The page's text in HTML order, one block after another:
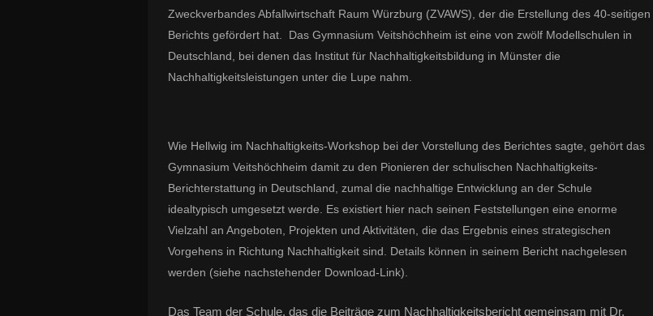
Zweckverbandes Abfallwirtschaft Raum Würzburg (ZVAWS), der die Erstellung des 40-seitigen
Berichts gefördert hat. Das Gymnasium Veitshöchheim ist eine von zwölf Modellschulen in
Deutschland, bei denen das Institut für Nachhaltigkeitsbildung in Münster die
Nachhaltigkeitsleistungen unter die Lupe nahm.
Wie Hellwig im Nachhaltigkeits-Workshop bei der Vorstellung des Berichtes sagte, gehört das
Gymnasium Veitshöchheim damit zu den Pionieren der schulischen Nachhaltigkeits-
Berichterstattung in Deutschland, zumal die nachhaltige Entwicklung an der Schule
idealtypisch umgesetzt werde. Es existiert hier nach seinen Feststellungen eine enorme
Vielzahl an Angeboten, Projekten und Aktivitäten, die das Ergebnis eines strategischen
Vorgehens in Richtung Nachhaltigkeit sind. Details können in seinem Bericht nachgelesen
werden (siehe nachstehender Download-Link).
Das Team der Schule, das die Beiträge zum Nachhaltigkeitsbericht gemeinsam mit Dr.